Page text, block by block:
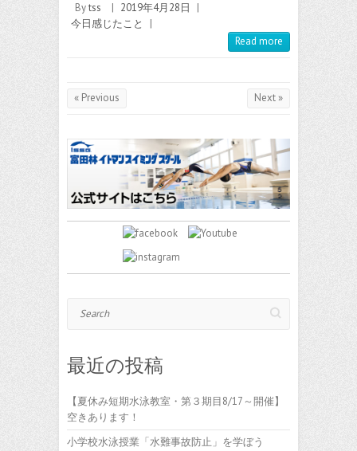
Bytss | 2019年4月28日
|
今日感じたこと
|
Read more
« Previous Next »
最近の投稿
【夏休み短期水泳教室・第３期目8/17～開催】
空きあります！
小学校水泳授業「水難事故防止」を学ぼう